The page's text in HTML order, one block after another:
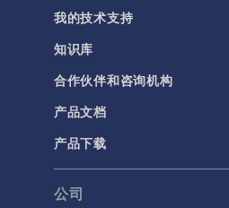
我的技术支持
知识库
合作伙伴和咨询机构
产品文档
产品下载
公司